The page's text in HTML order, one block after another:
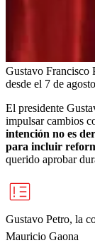
Gustavo Francisco
desde el 7 de
El presidente
impulsar cambios
intención no es
para incluir
querido aprobar
Gustavo Petro, la
Mauricio Gaona